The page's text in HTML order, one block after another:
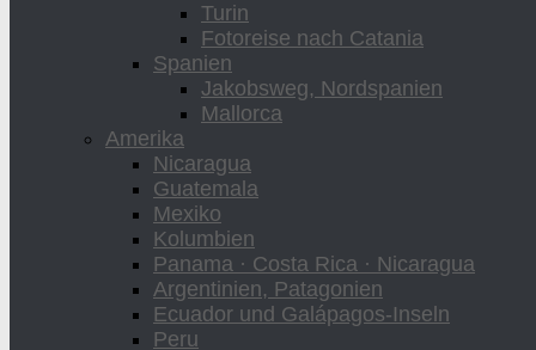
Turin
Fotoreise nach Catania
Spanien
Jakobsweg, Nordspanien
Mallorca
Amerika
Nicaragua
Guatemala
Mexiko
Kolumbien
Panama · Costa Rica · Nicaragua
Argentinien, Patagonien
Ecuador und Galápagos-Inseln
Peru